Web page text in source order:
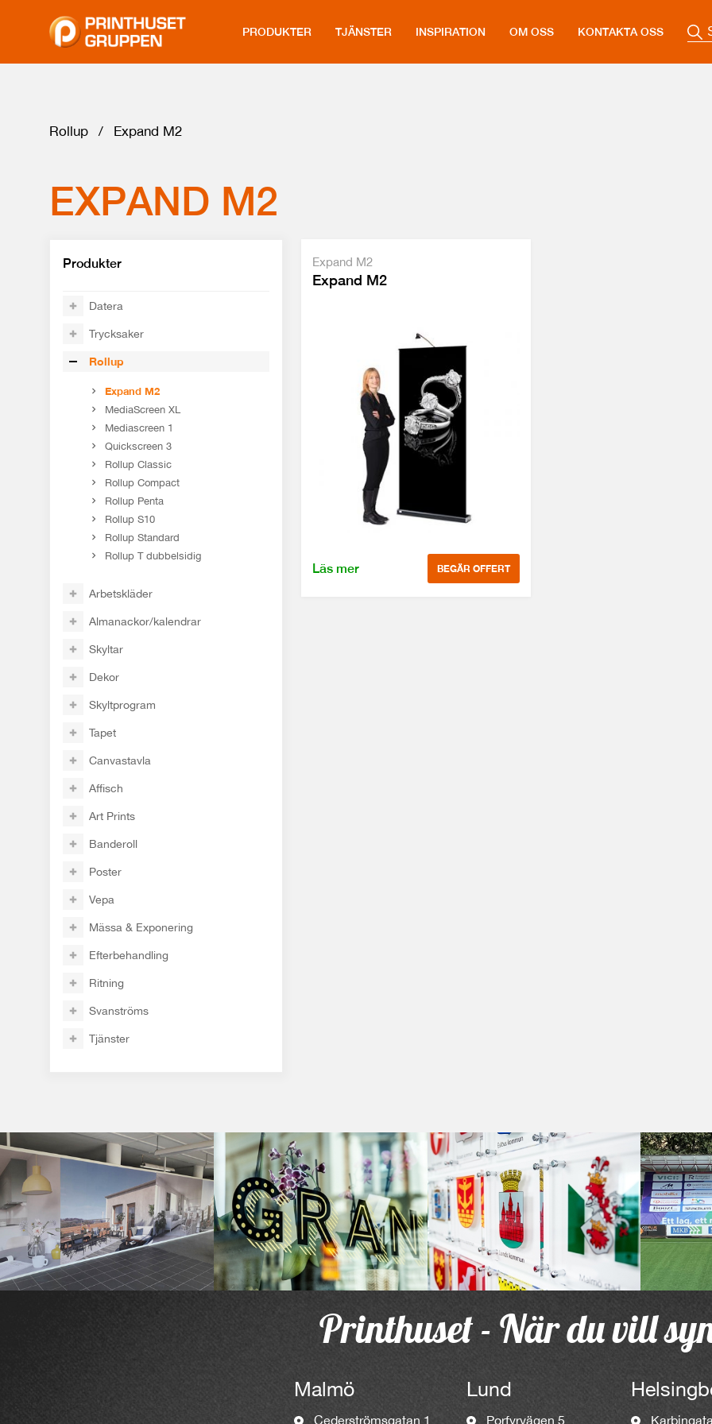
PRODUKTER TJÄNSTER INSPIRATION OM OSS KONTAKTA OSS
Rollup / Expand M2
EXPAND M2
Produkter
Datera
Trycksaker
Rollup
Expand M2
MediaScreen XL
Mediascreen 1
Quickscreen 3
Rollup Classic
Rollup Compact
Rollup Penta
Rollup S10
Rollup Standard
Rollup T dubbelsidig
Arbetskläder
Almanackor/kalendrar
Skyltar
Dekor
Skyltprogram
Tapet
Canvastavla
Affisch
Art Prints
Banderoll
Poster
Vepa
Mässa & Exponering
Efterbehandling
Ritning
Svanströms
Tjänster
Expand M2
Expand M2
Läs mer BEGÄR OFFERT
Printhuset - När du vill
Malmö
Cederströmsgatan 1
Lund
Porfyrvägen 5